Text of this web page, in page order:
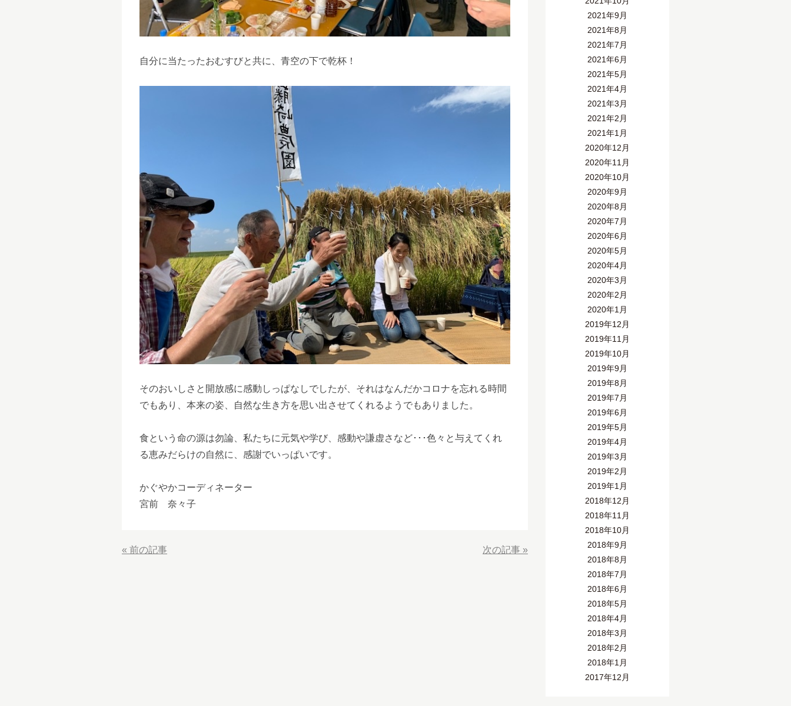
自分に当たったおむすびと共に、青空の下で乾杯！
そのおいしさと開放感に感動しっぱなしでしたが、それはなんだかコロナを忘れる時間
でもあり、本来の姿、自然な生き方を思い出させてくれるようでもありました。
食という命の源は勿論、私たちに元気や学び、感動や謙虚さなど･･･色々と与えてくれ
る恵みだらけの自然に、感謝でいっぱいです。
かぐやかコーディネーター
宮前 奈々子
« 前の記事 次の記事 »
2021年9月
2021年8月
2021年7月
2021年6月
2021年5月
2021年4月
2021年3月
2021年2月
2021年1月
2020年12月
2020年11月
2020年10月
2020年9月
2020年8月
2020年7月
2020年6月
2020年5月
2020年4月
2020年3月
2020年2月
2020年1月
2019年12月
2019年11月
2019年10月
2019年9月
2019年8月
2019年7月
2019年6月
2019年5月
2019年4月
2019年3月
2019年2月
2019年1月
2018年12月
2018年11月
2018年10月
2018年9月
2018年8月
2018年7月
2018年6月
2018年5月
2018年4月
2018年3月
2018年2月
2018年1月
2017年12月